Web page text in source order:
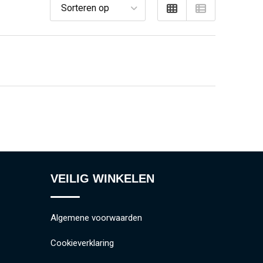
VEILIG WINKELEN
Algemene voorwaarden
Cookieverklaring